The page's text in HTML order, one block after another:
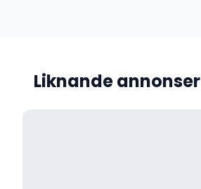
Liknande annonser